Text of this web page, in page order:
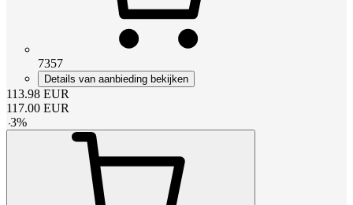
7357
Details van aanbieding bekijken
113.98 EUR
117.00 EUR
-3%